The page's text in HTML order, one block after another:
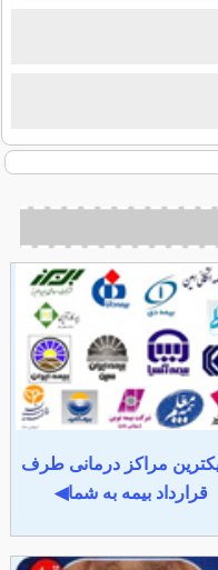
مراکز درمانی طرف
قرارداد بیمه به شما◀